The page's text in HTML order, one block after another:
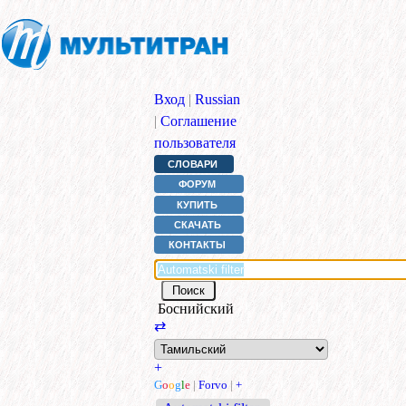
Вход | Russian
| Соглашение
пользователя
СЛОВАРИ
ФОРУМ
КУПИТЬ
СКАЧАТЬ
КОНТАКТЫ
Боснийский
⇄
+
Google | Forvo | +